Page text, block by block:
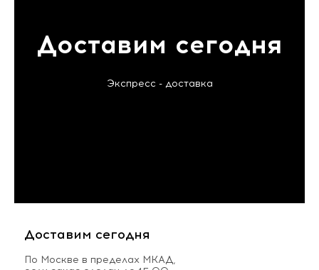
Доставим сегодня
Экспресс - доставка
Доставим сегодня
По Москве в пределах МКАД,